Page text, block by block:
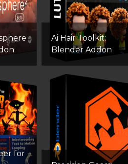
Ai Hair Toolkit:
Blender Addon
for